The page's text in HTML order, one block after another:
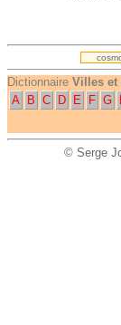
.
Dictionnaire Villes et
A
B C D E F G
© Serge